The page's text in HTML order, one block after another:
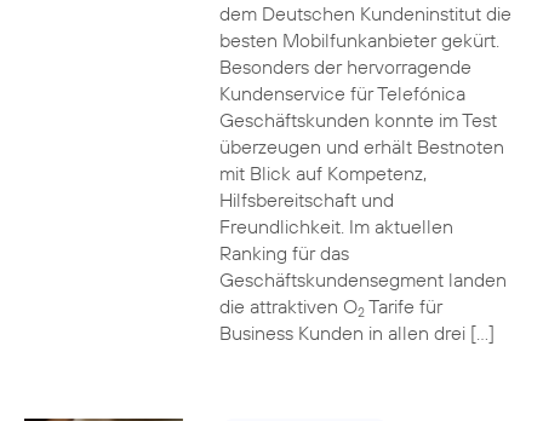
dem Deutschen Kundeninstitut die
besten Mobilfunkanbieter gekürt.
Besonders der hervorragende
Kundenservice für Telefónica
Geschäftskunden konnte im Test
überzeugen und erhält Bestnoten
mit Blick auf Kompetenz,
Hilfsbereitschaft und
Freundlichkeit. Im aktuellen
Ranking für das
Geschäftskundensegment landen
die attraktiven O2Tarife für
Business Kunden in allen drei […]